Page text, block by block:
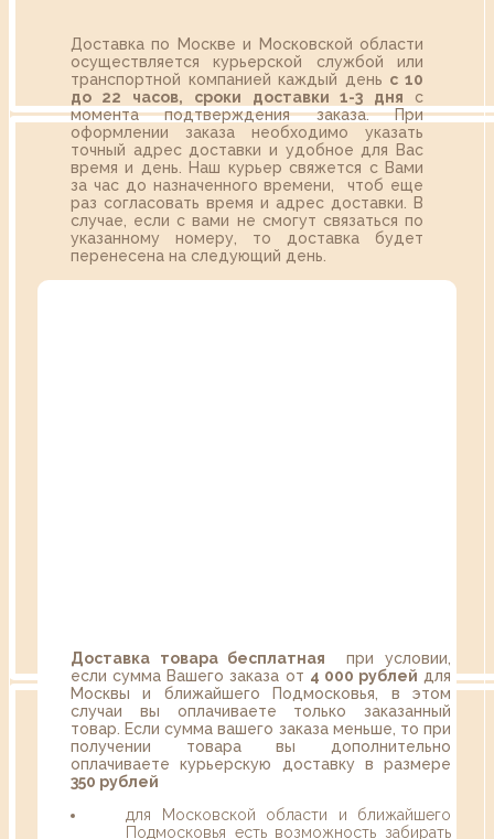
Доставка по Москве и Московской области
осуществляется курьерской службой или
транспортной компанией каждый день с 10
до 22 часов,
сроки доставки 1-3 дня с
момента подтверждения заказа. При
оформлении заказа необходимо указать
точный адрес доставки и удобное для Вас
время и день. Наш курьер свяжется с Вами
за час до назначенного времени, чтоб еще
раз согласовать время и адрес доставки. В
случае, если с вами не смогут связаться по
указанному номеру, то доставка будет
перенесена на следующий день.
Доставка товара бесплатная при условии,
если сумма Вашего заказа от 4 000 рублей для
Москвы и ближайшего Подмосковья, в этом
случаи вы оплачиваете только заказанный
товар. Если сумма вашего заказа меньше, то при
получении товара вы дополнительно
оплачиваете курьерскую доставку в размере
350 рублей
для Московской области и ближайшего
Подмосковья есть возможность забирать